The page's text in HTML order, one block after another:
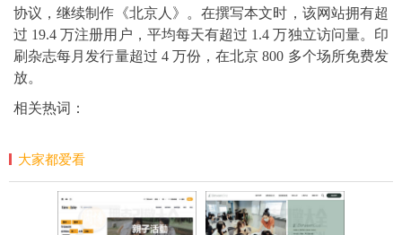
协议，继续制作《北京人》。在撰写本文时，该网站拥有超
过 19.4 万注册用户，平均每天有超过 1.4 万独立访问量。印
刷杂志每月发行量超过 4 万份，在北京 800 多个场所免费发
放。
相关热词：
大家都爱看